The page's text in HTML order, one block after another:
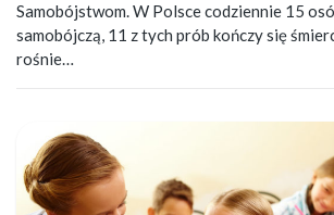
Samobójstwom. W Polsce codziennie 15
samobójczą, 11 z tych prób kończy się
rośnie…